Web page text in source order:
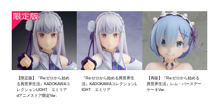
【限定版】『Re:ゼロから始め
る異世界生活』KADOKAWAコ
レクションLIGHT エミリア
dアニメストア限定Ver.
『Re:ゼロから始める異世界生
活』KADOKAWAコレクションL
IGHT エミリア
【再販】『Re:ゼロから始める
異世界生活』レム・バースデー
ケーキVer.